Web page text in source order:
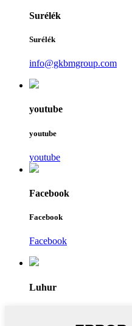
Surélék
Surélék
info@gkbmgroup.com
youtube
youtube
youtube
Facebook
Facebook
Facebook
Luhur